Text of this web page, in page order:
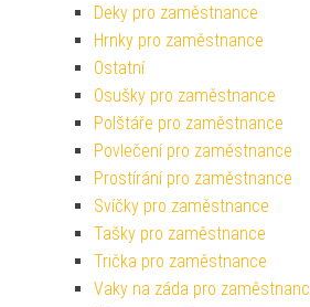
Deky pro zaměstnance
Hrnky pro zaměstnance
Ostatní
Osušky pro zaměstnance
Polštáře pro zaměstnance
Povlečení pro zaměstnance
Prostírání pro zaměstnance
Svíčky pro zaměstnance
Tašky pro zaměstnance
Trička pro zaměstnance
Vaky na záda pro